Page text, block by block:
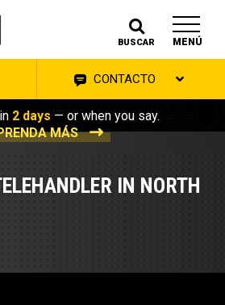
BUSCAR MENÚ
CONTACTO
2 days — or when you say.
MÁS
IN NORTH